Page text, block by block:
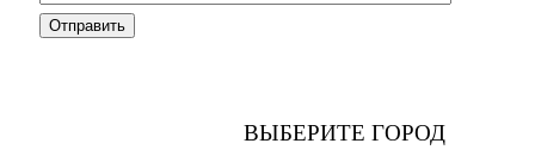
ВЫБЕРИТЕ ГОРОД